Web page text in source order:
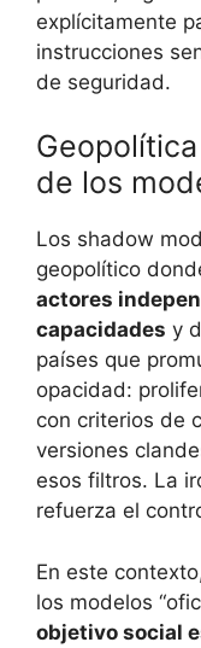
explícitamente
instrucciones
de seguridad.
de los
Los shadow
geopolítico
actores
capacidades y
países que
opacidad:
con criterios de
versiones
esos filtros. La
refuerza el
En este
los modelos
objetivo social